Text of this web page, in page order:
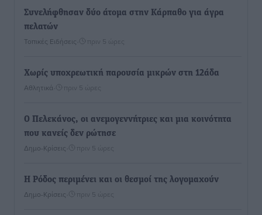
Συνελήφθησαν δύο άτομα στην Κάρπαθο για άγρα
πελατών
Τοπικές Ειδήσεις πριν 5 ώρες
Χωρίς υποχρεωτική παρουσία μικρών στη 12άδα
Αθλητικά πριν 5 ώρες
Ο Πελεκάνος, οι ανεμογεννήτριες και μια κοινότητα
που κανείς δεν ρώτησε
Δημο-Κρίσεις πριν 5 ώρες
Η Ρόδος περιμένει και οι θεσμοί της λογομαχούν
Δημο-Κρίσεις πριν 5 ώρες